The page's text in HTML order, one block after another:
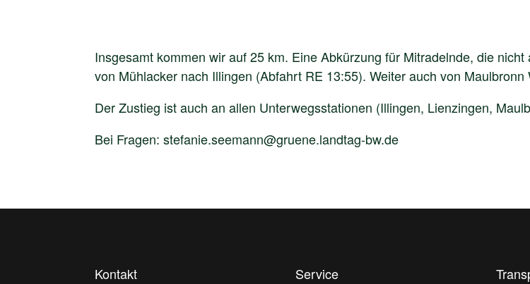
Insgesamt kommen wir auf 25 km. Eine Abkürzung für Mitradelnde, die
von Mühlacker nach Illingen (Abfahrt RE 13:55). Weiter auch von
Der Zustieg ist auch an allen Unterwegsstationen (Illingen, Lienzingen,
Bei Fragen: stefanie.seemann@gruene.landtag-bw.de
Kontakt Service